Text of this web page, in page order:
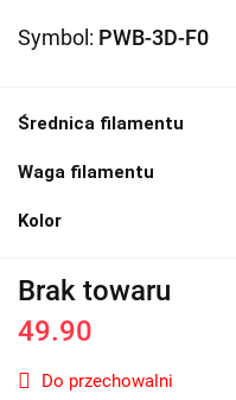
Symbol: PWB-3D-F0
Średnica filamentu
Waga filamentu
Kolor
Brak towaru
49.90
Do przechowalni